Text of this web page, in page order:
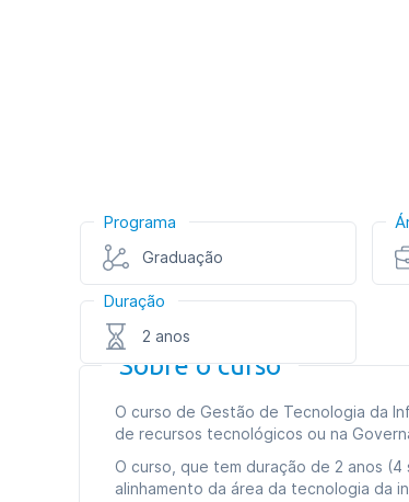
Programa
Graduação
Duração
2 anos
Sobre o curso
O curso de Gestão de Tecnologia da
de recursos tecnológicos ou na
O curso, que tem duração de 2 anos
alinhamento da área da tecnologia da